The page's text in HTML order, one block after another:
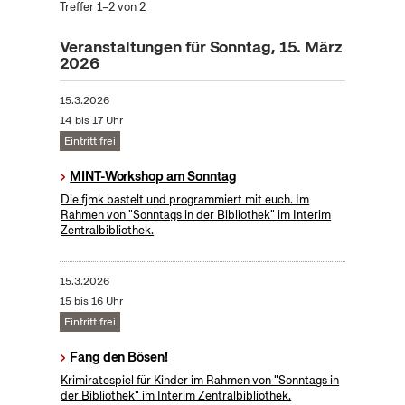
Treffer 1–2 von 2
Veranstaltungen für Sonntag, 15. März
2026
15.3.2026
14 bis 17 Uhr
Eintritt frei
MINT-Workshop am Sonntag
Die fjmk bastelt und programmiert mit euch. Im
Rahmen von "Sonntags in der Bibliothek" im Interim
Zentralbibliothek.
15.3.2026
15 bis 16 Uhr
Eintritt frei
Fang den Bösen!
Krimiratespiel für Kinder im Rahmen von "Sonntags in
der Bibliothek" im Interim Zentralbibliothek.